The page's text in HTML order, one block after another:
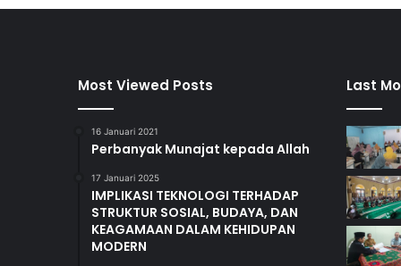
Most Viewed Posts
16 Januari 2021
Perbanyak Munajat kepada Allah
17 Januari 2025
IMPLIKASI TEKNOLOGI TERHADAP
STRUKTUR SOSIAL, BUDAYA, DAN
KEAGAMAAN DALAM KEHIDUPAN
MODERN
Last